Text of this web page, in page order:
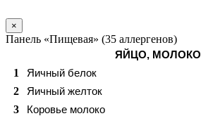
×
Панель «Пищевая» (35 аллергенов)
ЯЙЦО, МОЛОКО
1 Яичный белок
2 Яичный желток
3 Коровье молоко